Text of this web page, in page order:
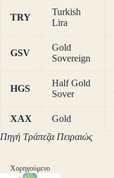
TRY
Turkish
Lira
GSV
Gold
Sovereign
HGS
Half Gold
Sover
XAX Gold
Πηγή Τράπεζα Πειραιώς
Χορηγούμενο